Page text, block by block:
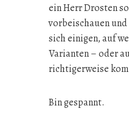
ein Herr Drosten
vorbeischauen
sich einigen, auf
Varianten – oder
richtigerweise
Bin gespannt.